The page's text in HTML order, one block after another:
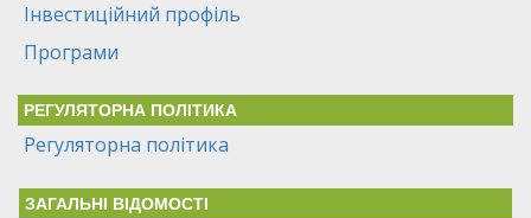
Інвестиційний профіль
Програми
РЕГУЛЯТОРНА ПОЛІТИКА
Регуляторна політика
ЗАГАЛЬНІ ВІДОМОСТІ